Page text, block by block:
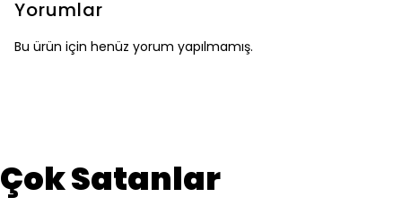
Yorumlar
Bu ürün için henüz yorum yapılmamış.
Çok Satanlar